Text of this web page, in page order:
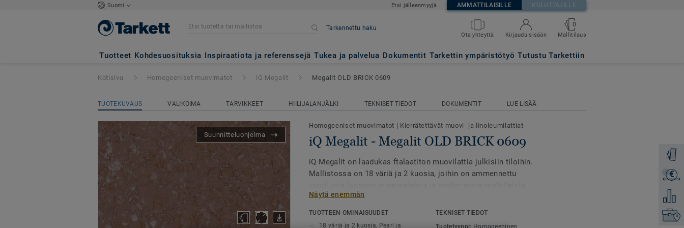
Suomi Etsi jälleenmyyjä AMMATTILAISILLE KULUTTAJILLE
Tarkennettu haku
Ota yhteyttä Kirjaudu sisään
0
Mallitilaus
Tuotteet Kohdesuosituksia Inspiraatiota ja referenssejä Tukea ja palvelua Dokumentit Tarkettin ympäristötyö Tutustu Tarkettiin
iQ Megalit - Megalit OLD BRICK 0609
Tilaa
€
Lisää
Etsi
Kotisivu Homogeeniset muovimatot iQ Megalit Megalit OLD BRICK 0609
TUOTEKUVAUS VALIKOIMA TARVIKKEET HIILIJALANJÄLKI TEKNISET TIEDOT DOKUMENTIT LUE LISÄÄ
Suunnitteluohjelma
Homogeeniset muovimatot | Kierrätettävät muovi- ja linoleumilattiat
iQ Megalit - Megalit OLD BRICK 0609
iQ Megalit on laadukas ftalaatiton muovilattia julkisiin tiloihin.
Mallistossa on 18 väriä ja 2 kuosia, joihin on ammennettu
kuten kuparista ja messingistä.
Näytä enemmän
TUOTTEEN OMINAISUUDET
18 väriä ja 2 kuosia, Pearl ja
TEKNISET TIEDOT
Tuotetyyppi:Homogeeninen